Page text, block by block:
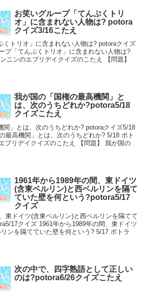
お笑いグループ「てんぷくトリ
オ」に含まれない人物は? potora
クイズ3/16こたえ
くトリオ」に含まれない人物は? potoraクイズ
プ「てんぷくトリオ」に含まれない人物は?
ニンのエブリデイクイズのこたえ 【問題】
我が国の「国権の最高機関」と
は、次のうちどれか?potora5/18
クイズこたえ
関」とは、次のうちどれか? potoraクイズ5/18
最高機関」とは、次のうちどれか? 5/18 ポト
ブリデイクイズのこたえ 【問題】 我が国の
1961年から1989年の間、東ドイツ
(含東ベルリン)と西ベルリンを隔て
ていた壁を何という?potora5/17
クイズ
東ドイツ(含東ベルリン)と西ベルリンを隔てて
17クイズ 1961年から1989年の間、東ドイツ
ンを隔てていた壁を何という? 5/17 ポトラ
次の中で、四字熟語として正しい
のは?potora6/26クイズこたえ